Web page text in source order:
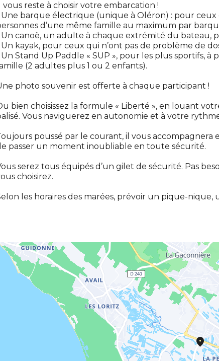
vous reste à choisir votre embarcation !
Une barque électrique (unique à Oléron) : pour
d’une même famille au maximum par
Un canoë, un adulte à chaque extrémité du bateau,
Un kayak, pour ceux qui n’ont pas de problème de
Un Stand Up Paddle « SUP », pour les plus sportifs,
(2 adultes plus 1 ou 2 enfants).
photo souvenir est offerte à chaque participant !
bien choisissez la formule « Liberté », en louant
Vous naviguerez en autonomie et à votre
poussé par le courant, il vous accompagnera
passer un moment inoubliable en toute sécurité.
serez tous équipés d’un gilet de sécurité. Pas
choisirez.
les horaires des marées, prévoir un pique-nique,